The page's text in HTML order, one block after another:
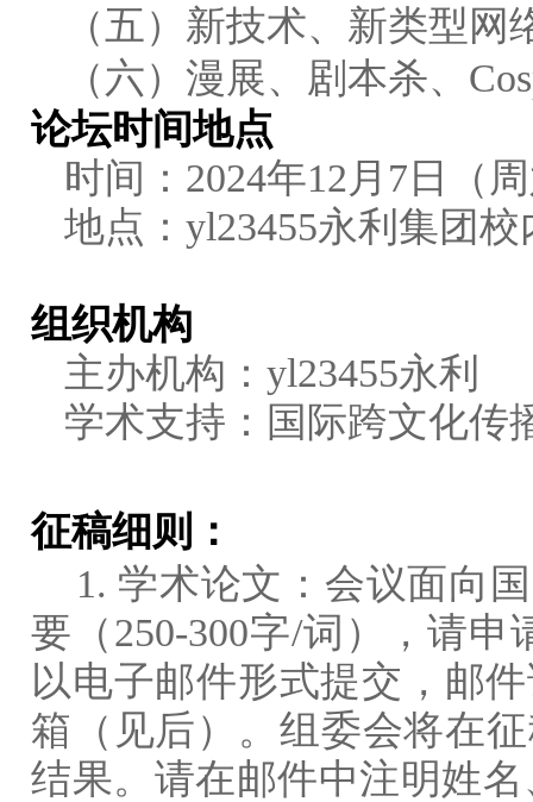
（五）新技术、新类型网
（六）漫展、剧本杀、
论坛时间地点
时间：2024年12月7日（
地点：yl23455永利集团
组织机构
主办机构：yl23455永利
学术支持：国际跨文化传
征稿细则：
1. 学术论文：会议面向
要（250-300字/词），请申
以电子邮件形式提交，邮
箱（见后）。组委会将在
结果。请在邮件中注明姓